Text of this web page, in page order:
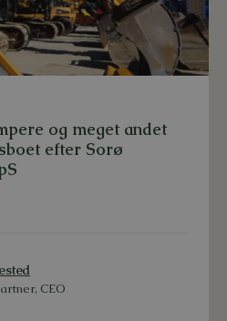
og meget andet
efter Sorø
CEO